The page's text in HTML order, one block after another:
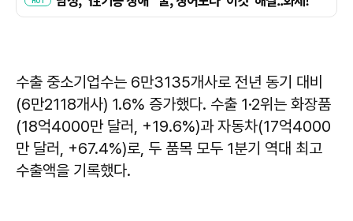
수출 중소기업수는 6만3135개사로 전년 동기 대비
(6만2118개사) 1.6% 증가했다. 수출 1·2위는 화장품
(18억4000만 달러, +19.6%)과 자동차(17억4000
만 달러, +67.4%)로, 두 품목 모두 1분기 역대 최고
수출액을 기록했다.